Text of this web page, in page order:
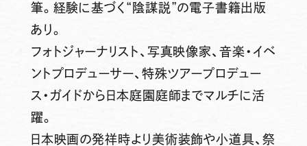
筆。経験に基づく“陰謀説”の電子書籍出版
あり。
フォトジャーナリスト、写真映像家、音楽・イベ
ントプロデューサー、特殊ツアープロデュー
ス・ガイドから日本庭園庭師までマルチに活
躍。
日本映画の発祥時より美術装飾や小道具、祭